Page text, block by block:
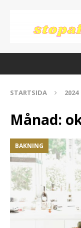
STARTSIDA 2024
Månad:
BAKNING